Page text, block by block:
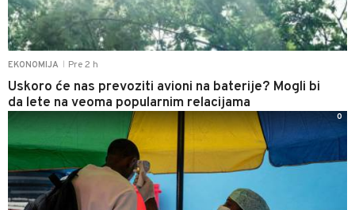
EKONOMIJA Pre 2 h
Uskoro će nas prevoziti avioni na baterije? Mogli bi
da lete na veoma popularnim relacijama
0